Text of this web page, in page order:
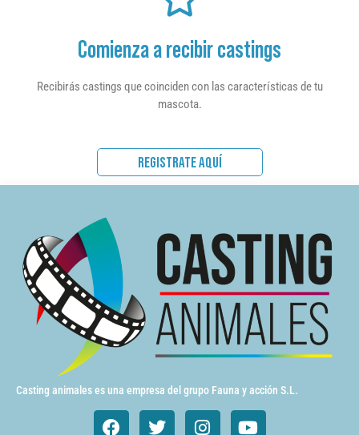
Comienza a recibir castings
Recibirás castings que coinciden con las características de tu
mascota.
REGISTRATE AQUÍ
Casting animales es una empresa del grupo Fauna y acción S.L.